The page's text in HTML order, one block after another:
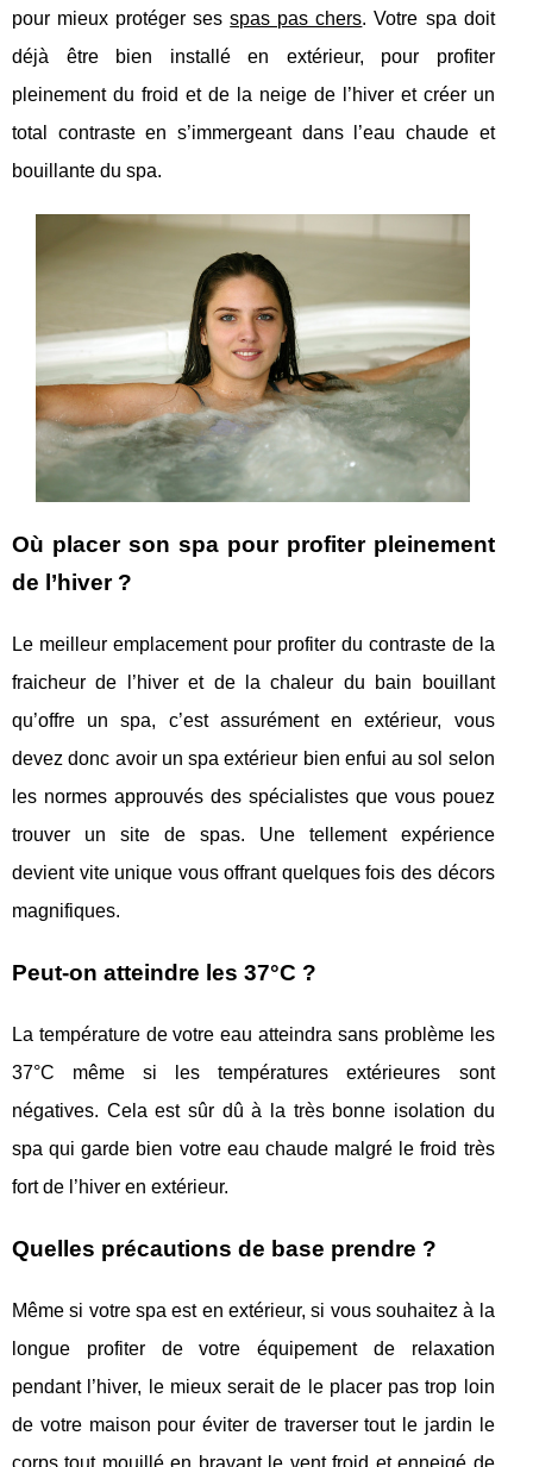
pour mieux protéger sesspas pas chers. Votre spa doit
déjà être bien installé en extérieur, pour profiter
pleinement du froid et de la neige de l’hiver et créer un
total contraste en s’immergeant dans l’eau chaude et
bouillante du spa.
Où placer son spa pour profiter pleinement
de l’hiver ?
Le meilleur emplacement pour profiter du contraste de la
fraicheur de l’hiver et de la chaleur du bain bouillant
qu’offre un spa, c’est assurément en extérieur, vous
devez donc avoir un spa extérieur bien enfui au sol selon
les normes approuvés des spécialistes que vous pouez
trouver un site de spas. Une tellement expérience
devient vite unique vous offrant quelques fois des décors
magnifiques.
Peut-on atteindre les 37°C ?
La température de votre eau atteindra sans problème les
37°C même si les températures extérieures sont
négatives. Cela est sûr dû à la très bonne isolation du
spa qui garde bien votre eau chaude malgré le froid très
fort de l’hiver en extérieur.
Quelles précautions de base prendre ?
Même si votre spa est en extérieur, si vous souhaitez à la
longue profiter de votre équipement de relaxation
pendant l’hiver, le mieux serait de le placer pas trop loin
de votre maison pour éviter de traverser tout le jardin le